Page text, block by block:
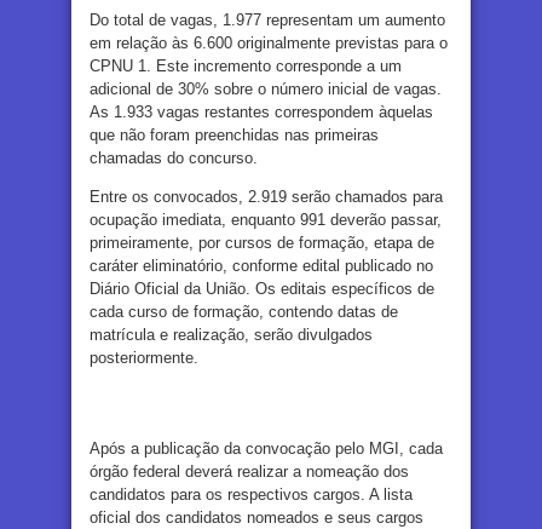
Do total de vagas, 1.977 representam um aumento
em relação às 6.600 originalmente previstas para o
CPNU 1. Este incremento corresponde a um
adicional de 30% sobre o número inicial de vagas.
As 1.933 vagas restantes correspondem àquelas
que não foram preenchidas nas primeiras
chamadas do concurso.
Entre os convocados, 2.919 serão chamados para
ocupação imediata, enquanto 991 deverão passar,
primeiramente, por cursos de formação, etapa de
caráter eliminatório, conforme edital publicado no
Diário Oficial da União. Os editais específicos de
cada curso de formação, contendo datas de
matrícula e realização, serão divulgados
posteriormente.
Após a publicação da convocação pelo MGI, cada
órgão federal deverá realizar a nomeação dos
candidatos para os respectivos cargos. A lista
oficial dos candidatos nomeados e seus cargos